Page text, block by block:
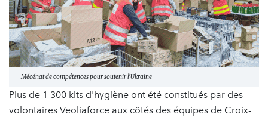
Mécénat de compétences pour soutenir l'Ukraine
Plus de 1 300 kits d'hygiène ont été constitués par des
volontaires Veoliaforce aux côtés des équipes de Croix-